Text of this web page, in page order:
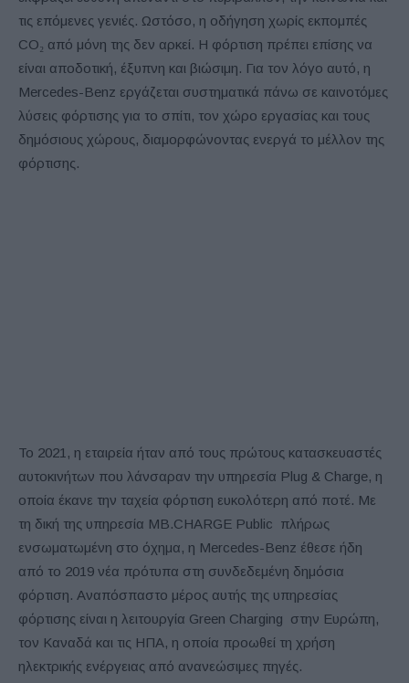
τις επόμενες γενιές. Ωστόσο, η οδήγηση χωρίς εκπομπές
CO₂ από μόνη της δεν αρκεί. Η φόρτιση πρέπει επίσης να
είναι αποδοτική, έξυπνη και βιώσιμη. Για τον λόγο αυτό, η
Mercedes-Benz εργάζεται συστηματικά πάνω σε καινοτόμες
λύσεις φόρτισης για το σπίτι, τον χώρο εργασίας και τους
δημόσιους χώρους, διαμορφώνοντας ενεργά το μέλλον της
φόρτισης.
Το 2021, η εταιρεία ήταν από τους πρώτους κατασκευαστές
αυτοκινήτων που λάνσαραν την υπηρεσία Plug & Charge, η
οποία έκανε την ταχεία φόρτιση ευκολότερη από ποτέ. Με
τη δική της υπηρεσία MB.CHARGE Public πλήρως
ενσωματωμένη στο όχημα, η Mercedes-Benz έθεσε ήδη
από το 2019 νέα πρότυπα στη συνδεδεμένη δημόσια
φόρτιση. Αναπόσπαστο μέρος αυτής της υπηρεσίας
φόρτισης είναι η λειτουργία Green Charging στην Ευρώπη,
τον Καναδά και τις ΗΠΑ, η οποία προωθεί τη χρήση
ηλεκτρικής ενέργειας από ανανεώσιμες πηγές.